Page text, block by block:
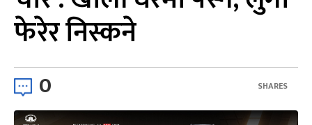
फेरेर निस्कने
0 SHARES